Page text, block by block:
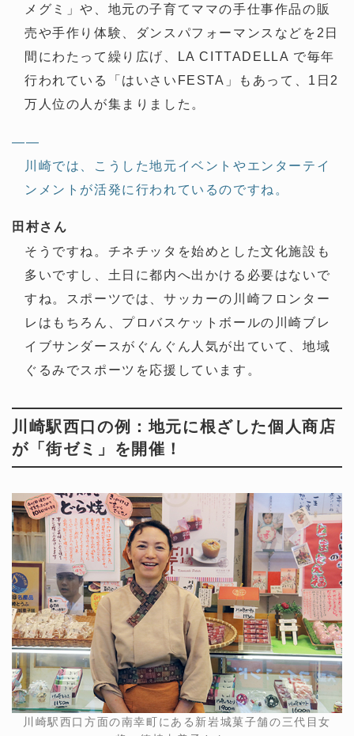
メグミ」や、地元の子育てママの手仕事作品の販
売や手作り体験、ダンスパフォーマンスなどを2日
間にわたって繰り広げ、LA CITTADELLA で毎年
行われている「はいさいFESTA」もあって、1日2
万人位の人が集まりました。
——
川崎では、こうした地元イベントやエンターテイ
ンメントが活発に行われているのですね。
田村さん
そうですね。チネチッタを始めとした文化施設も
多いですし、土日に都内へ出かける必要はないで
すね。スポーツでは、サッカーの川崎フロンター
レはもちろん、プロバスケットボールの川崎ブレ
イブサンダースがぐんぐん人気が出ていて、地域
ぐるみでスポーツを応援しています。
川崎駅西口の例：地元に根ざした個人商店
が「街ゼミ」を開催！
川崎駅西口方面の南幸町にある新岩城菓子舗の三代目女